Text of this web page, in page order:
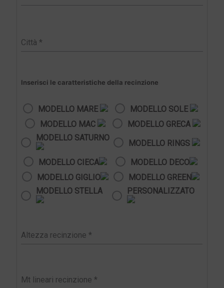
Inserisci le caratteristiche della recinzione
MODELLO MARE
MODELLO SOLE
MODELLO MAC
MODELLO GRECA
MODELLO SATURNO
MODELLO RINGS
MODELLO CIECA
MODELLO DECO
MODELLO GIGLIO
MODELLO GREEN
MODELLO STELLA
PERSONALIZZATO